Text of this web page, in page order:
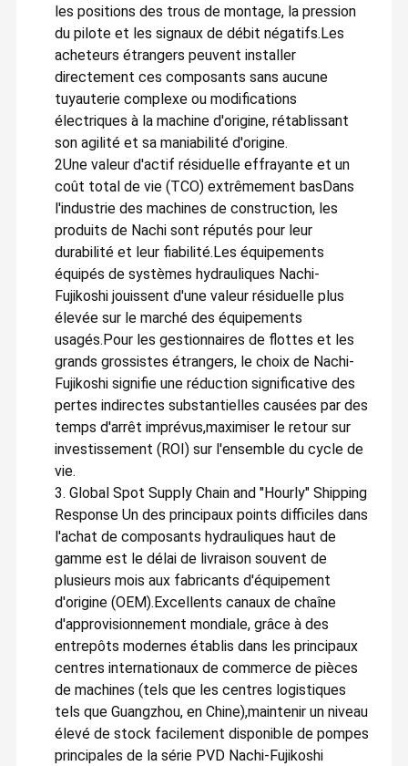
les positions des trous de montage, la pression
du pilote et les signaux de débit négatifs.Les
acheteurs étrangers peuvent installer
directement ces composants sans aucune
tuyauterie complexe ou modifications
électriques à la machine d'origine, rétablissant
son agilité et sa maniabilité d'origine.
2Une valeur d'actif résiduelle effrayante et un
coût total de vie (TCO) extrêmement bas Dans
l'industrie des machines de construction, les
produits de Nachi sont réputés pour leur
durabilité et leur fiabilité.Les équipements
équipés de systèmes hydrauliques Nachi-
Fujikoshi jouissent d'une valeur résiduelle plus
élevée sur le marché des équipements
usagés.Pour les gestionnaires de flottes et les
grands grossistes étrangers, le choix de Nachi-
Fujikoshi signifie une réduction significative des
pertes indirectes substantielles causées par des
temps d'arrêt imprévus,maximiser le retour sur
investissement (ROI) sur l'ensemble du cycle de
vie.
3. Global Spot Supply Chain and "Hourly" Shipping
Response Un des principaux points difficiles dans
l'achat de composants hydrauliques haut de
gamme est le délai de livraison souvent de
plusieurs mois aux fabricants d'équipement
d'origine (OEM).Excellents canaux de chaîne
d'approvisionnement mondiale, grâce à des
entrepôts modernes établis dans les principaux
centres internationaux de commerce de pièces
de machines (tels que les centres logistiques
tels que Guangzhou, en Chine),maintenir un niveau
élevé de stock facilement disponible de pompes
principales de la série PVD Nachi-Fujikoshi